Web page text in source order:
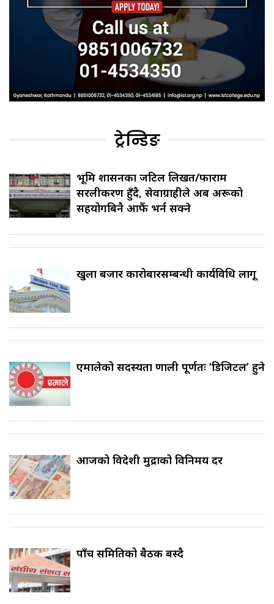
ट्रेन्डिङ
भूमि प्रशासनका जटिल लिखत/फाराम
सरलीकरण हुँदै, सेवाग्राहीले अब अरूको
सहयोगबिनै आफैं भर्न सक्ने
खुला बजार कारोबारसम्बन्धी कार्यविधि लागू
एमालेको सदस्यता प्रणाली पूर्णतः ‘डिजिटल’ हुने
आजको विदेशी मुद्राको विनिमय दर
पाँच समितिको बैठक बस्दै